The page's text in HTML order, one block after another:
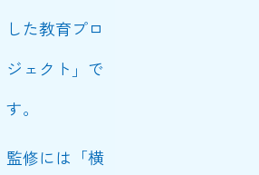
した教育プロ
ジェクト」で
す。
監修には「横